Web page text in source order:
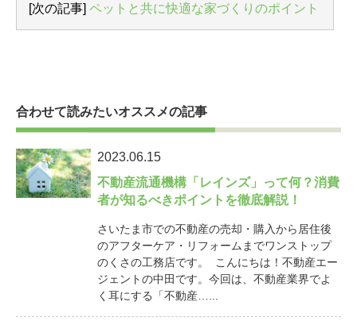
[次の記事] ペットと共に快適な家づくりのポイント
合わせて読みたいオススメの記事
2023.06.15
不動産流通機構「レインズ」って何？消費
者が知るべきポイントを徹底解説！
さいたま市での不動産の売却・購入から居住後
のアフターケア・リフォームまでワンストップ
のくさの工務店です。 こんにちは！不動産エー
ジェントの中田です。今回は、不動産業界でよ
く耳にする「不動産…...